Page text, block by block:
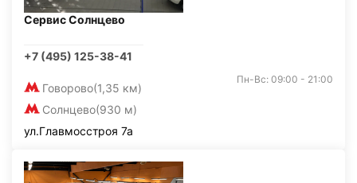
Сервис Солнцево
+7 (495) 125-38-41
Говорово(1,35 км)
Солнцево(930 м)
Пн-Вс: 09:00 - 21:00
ул.Главмосстроя 7а